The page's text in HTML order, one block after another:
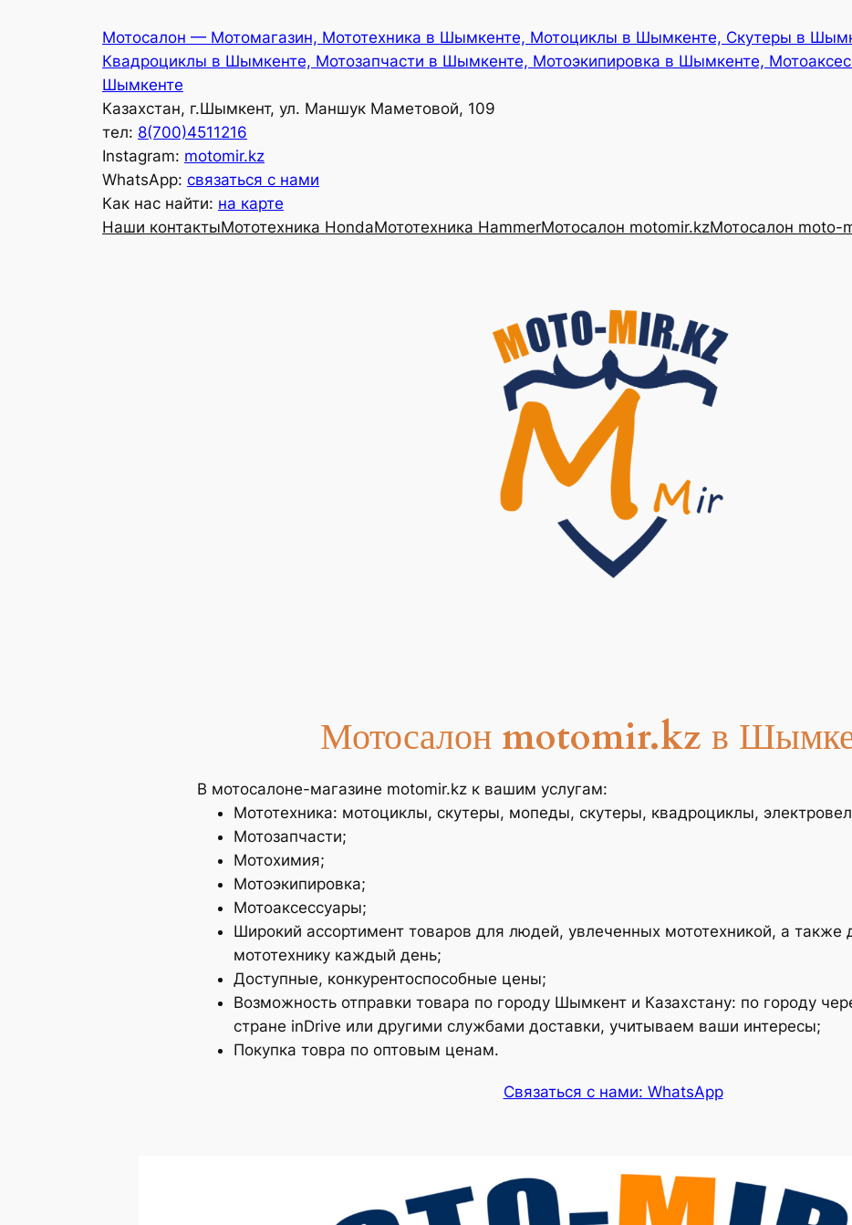
содержимому
Мотосалон — Мотомагазин, Мототехника в Шымкенте, Мотоциклы в Шымкенте, Скутеры в
Квадроциклы в Шымкенте, Мотозапчасти в Шымкенте, Мотоэкипировка в Шымкенте,
Шымкенте
Казахстан, г.Шымкент, ул. Маншук Маметовой, 109
тел: 8(700)4511216
Instagram: motomir.kz
WhatsApp: связаться с нами
Как нас найти: на карте
Наши контактыМототехника HondaМототехника HammerМотосалон motomir.kzМотосалон moto-
Мотосалон motomir.kz в
В мотосалоне-магазине motomir.kz к вашим услугам:
Мототехника: мотоциклы, скутеры, мопеды, скутеры, квадроциклы,
Мотозапчасти;
Мотохимия;
Мотоэкипировка;
Мотоаксессуары;
Широкий ассортимент товаров для людей, увлеченных мототехникой, а также
мототехнику каждый день;
Доступные, конкурентоспособные цены;
Возможность отправки товара по городу Шымкент и Казахстану: по городу
стране inDrive или другими службами доставки, учитываем ваши интересы;
Покупка товра по оптовым ценам.
Связаться с нами: WhatsApp